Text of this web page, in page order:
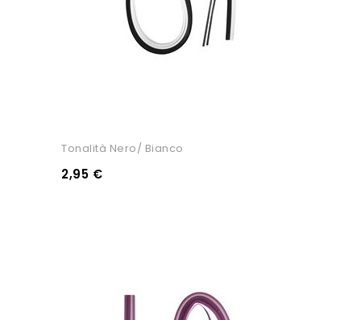
Tonalità Nero/ Bianco
2,95 €